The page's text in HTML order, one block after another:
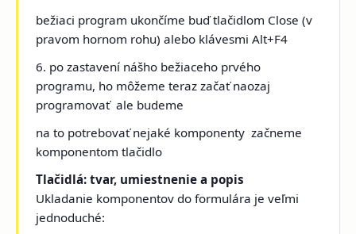
bežiaci program ukončíme buď tlačidlom Close (v
pravom hornom rohu) alebo klávesmi Alt+F4
6. po zastavení nášho bežiaceho prvého
programu, ho môžeme teraz začať naozaj
programovať ­ ale budeme
na to potrebovať nejaké komponenty ­ začneme
komponentom tlačidlo
Tlačidlá: tvar, umiestnenie a popis
Ukladanie komponentov do formulára je veľmi
jednoduché: